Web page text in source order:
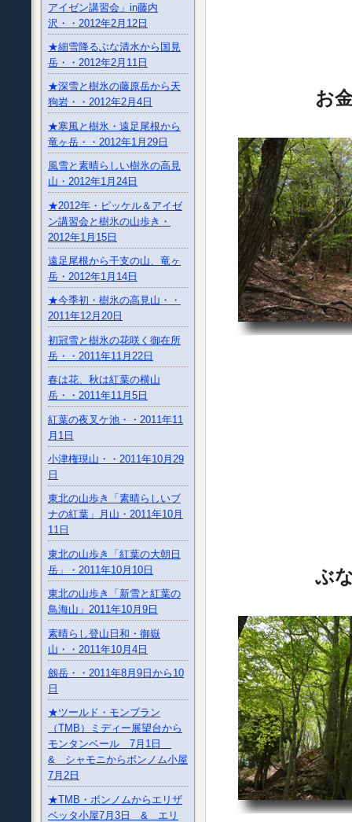
アイゼン講習会」in藤内
沢・・2012年2月12日
★細雪降るぶな清水から国見
岳・・2012年2月11日
★深雪と樹氷の藤原岳から天
狗岩・・2012年2月4日
★寒風と樹氷・遠足尾根から
竜ヶ岳・・2012年1月29日
風雪と素晴らしい樹氷の高見
山・2012年1月24日
★2012年・ピッケル＆アイゼ
ン講習会と樹氷の山歩き・
2012年1月15日
遠足尾根から干支の山、竜ヶ
岳・2012年1月14日
★今季初・樹氷の高見山・・
2011年12月20日
初冠雪と樹氷の花咲く御在所
岳・・2011年11月22日
春は花、秋は紅葉の横山
岳・・2011年11月5日
紅葉の夜叉ケ池・・2011年11
月1日
小津権現山・・2011年10月29
日
東北の山歩き「素晴らしいブ
ナの紅葉」月山・2011年10月
11日
東北の山歩き「紅葉の大朝日
岳」・2011年10月10日
東北の山歩き「新雪と紅葉の
鳥海山」2011年10月9日
素晴らし登山日和・御嶽
山・・2011年10月4日
劔岳・・2011年8月9日から10
日
★ツールド・モンブラン
（TMB）ミディー展望台から
モンタンベール 7月1日
& シャモニからボンノム小屋
7月2日
★TMB・ボンノムからエリザ
ベッタ小屋7月3日 & エリ
お金
ぶ